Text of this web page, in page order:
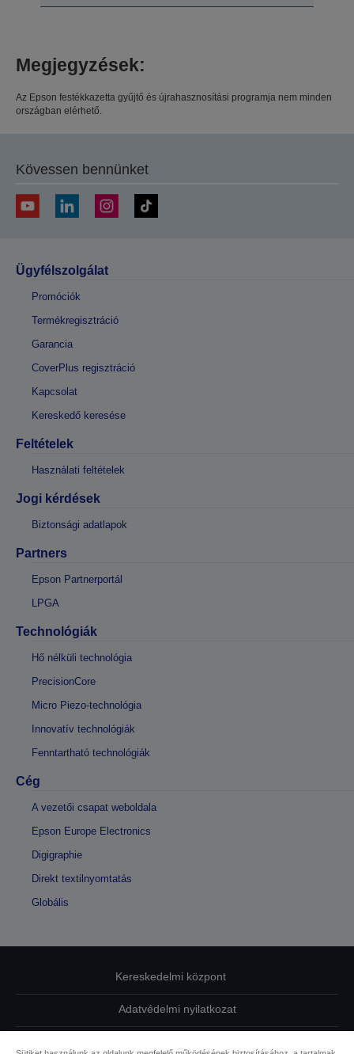
Megjegyzések:
Az Epson festékkazetta gyűjtő és újrahasznosítási programja nem minden
országban elérhető.
Kövessen bennünket
Ügyfélszolgálat
Promóciók
Termékregisztráció
Garancia
CoverPlus regisztráció
Kapcsolat
Kereskedő keresése
Feltételek
Használati feltételek
Jogi kérdések
Biztonsági adatlapok
Partners
Epson Partnerportál
LPGA
Technológiák
Hő nélküli technológia
PrecisionCore
Micro Piezo-technológia
Innovatív technológiák
Fenntartható technológiák
Cég
A vezetői csapat weboldala
Epson Europe Electronics
Digigraphie
Direkt textilnyomtatás
Globális
Kereskedelmi központ
Adatvédelmi nyilatkozat